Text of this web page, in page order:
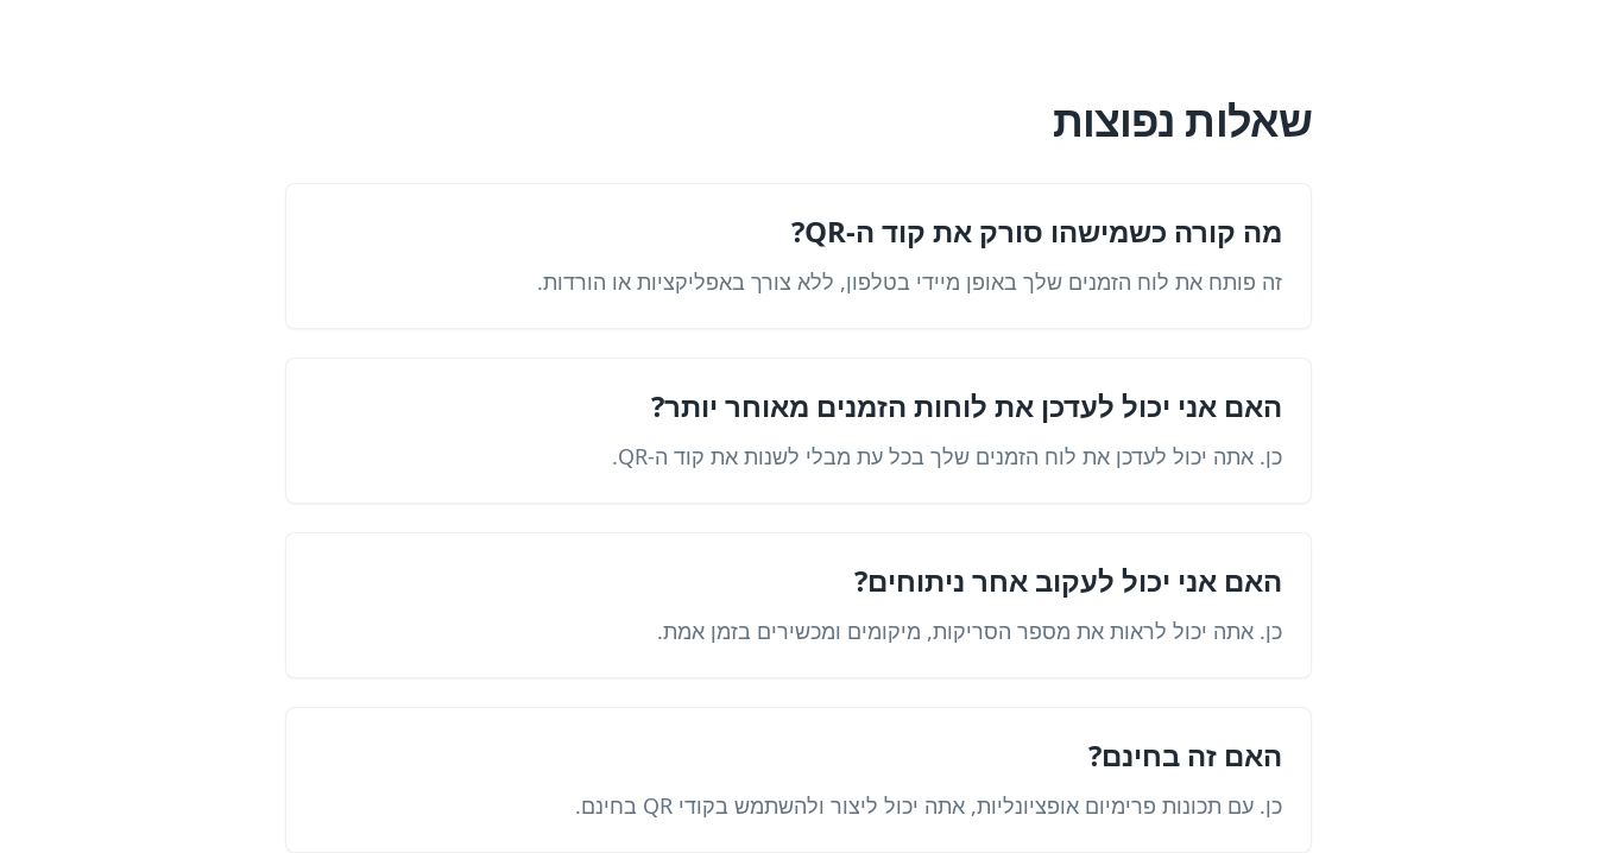
שאלות נפוצות
מה קורה כשמישהו סורק את קוד ה-QR?
זה פותח את לוח הזמנים שלך באופן מיידי בטלפון, ללא צורך באפליקציות או הורדות.
האם אני יכול לעדכן את לוחות הזמנים מאוחר יותר?
כן. אתה יכול לעדכן את לוח הזמנים שלך בכל עת מבלי לשנות את קוד ה-QR.
האם אני יכול לעקוב אחר ניתוחים?
כן. אתה יכול לראות את מספר הסריקות, מיקומים ומכשירים בזמן אמת.
האם זה בחינם?
כן. עם תכונות פרימיום אופציונליות, אתה יכול ליצור ולהשתמש בקודי QR בחינם.